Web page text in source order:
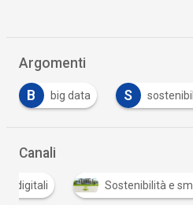
Argomenti
B big data S
Canali
digitali Sostenibilità e